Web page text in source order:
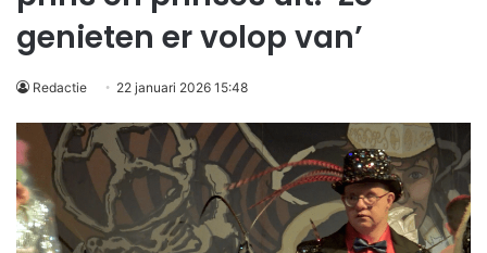
genieten er volop van’
Redactie 22 januari 2026 15:48